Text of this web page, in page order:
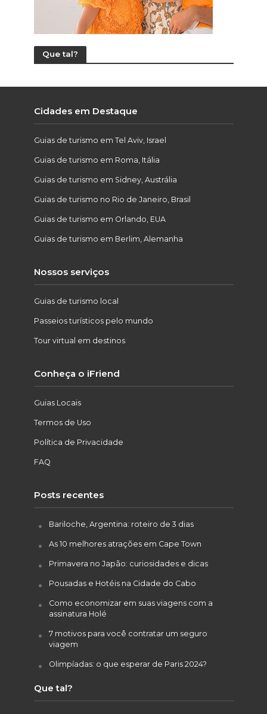
Que tal?
Cidades em Destaque
Guias de turismo em Tel Aviv, Israel
Guias de turismo em Roma, Itália
Guias de turismo em Sidney, Austrália
Guias de turismo no Rio de Janeiro, Brasil
Guias de turismo em Orlando, EUA
Guias de turismo em Berlim, Alemanha
Nossos serviços
Guias de turismo local
Passeios turísticos pelo mundo
Tour virtual em destinos
Conheça o iFriend
Guias Locais
Termos de Uso
Política de Privacidade
FAQ
Posts recentes
Bariloche, Argentina: roteiro de 3 dias
As 10 melhores atrações em Cape Town
Primavera no Japão: curiosidades e dicas
Pousadas e Hotéis na Cidade do Cabo
Como economizar em suas viagens com a
assinatura Holé
7 motivos para você contratar um seguro
viagem
Olimpíadas: o que esperar de Paris 2024?
Que tal?